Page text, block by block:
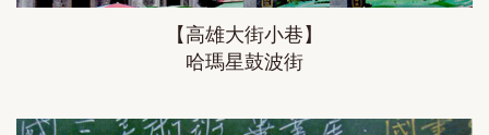
【高雄大街小巷】
哈瑪星鼓波街